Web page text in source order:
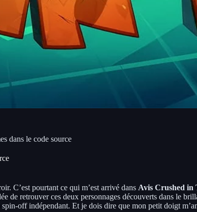
dans le code source
C’est pourtant ce qui m’est arrivé dans Avis Crushed in
de retrouver ces deux personnages découverts dans le
off indépendant. Et je dois dire que mon petit doigt